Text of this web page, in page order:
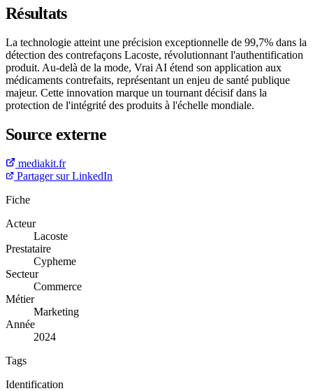
Résultats
La technologie atteint une précision exceptionnelle de 99,7% dans la
détection des contrefaçons Lacoste, révolutionnant l'authentification
produit. Au-delà de la mode, Vrai AI étend son application aux
médicaments contrefaits, représentant un enjeu de santé publique
majeur. Cette innovation marque un tournant décisif dans la
protection de l'intégrité des produits à l'échelle mondiale.
Source externe
mediakit.fr
Partager sur LinkedIn
Fiche
Acteur
Lacoste
Prestataire
Cypheme
Secteur
Commerce
Métier
Marketing
Année
2024
Tags
Identification